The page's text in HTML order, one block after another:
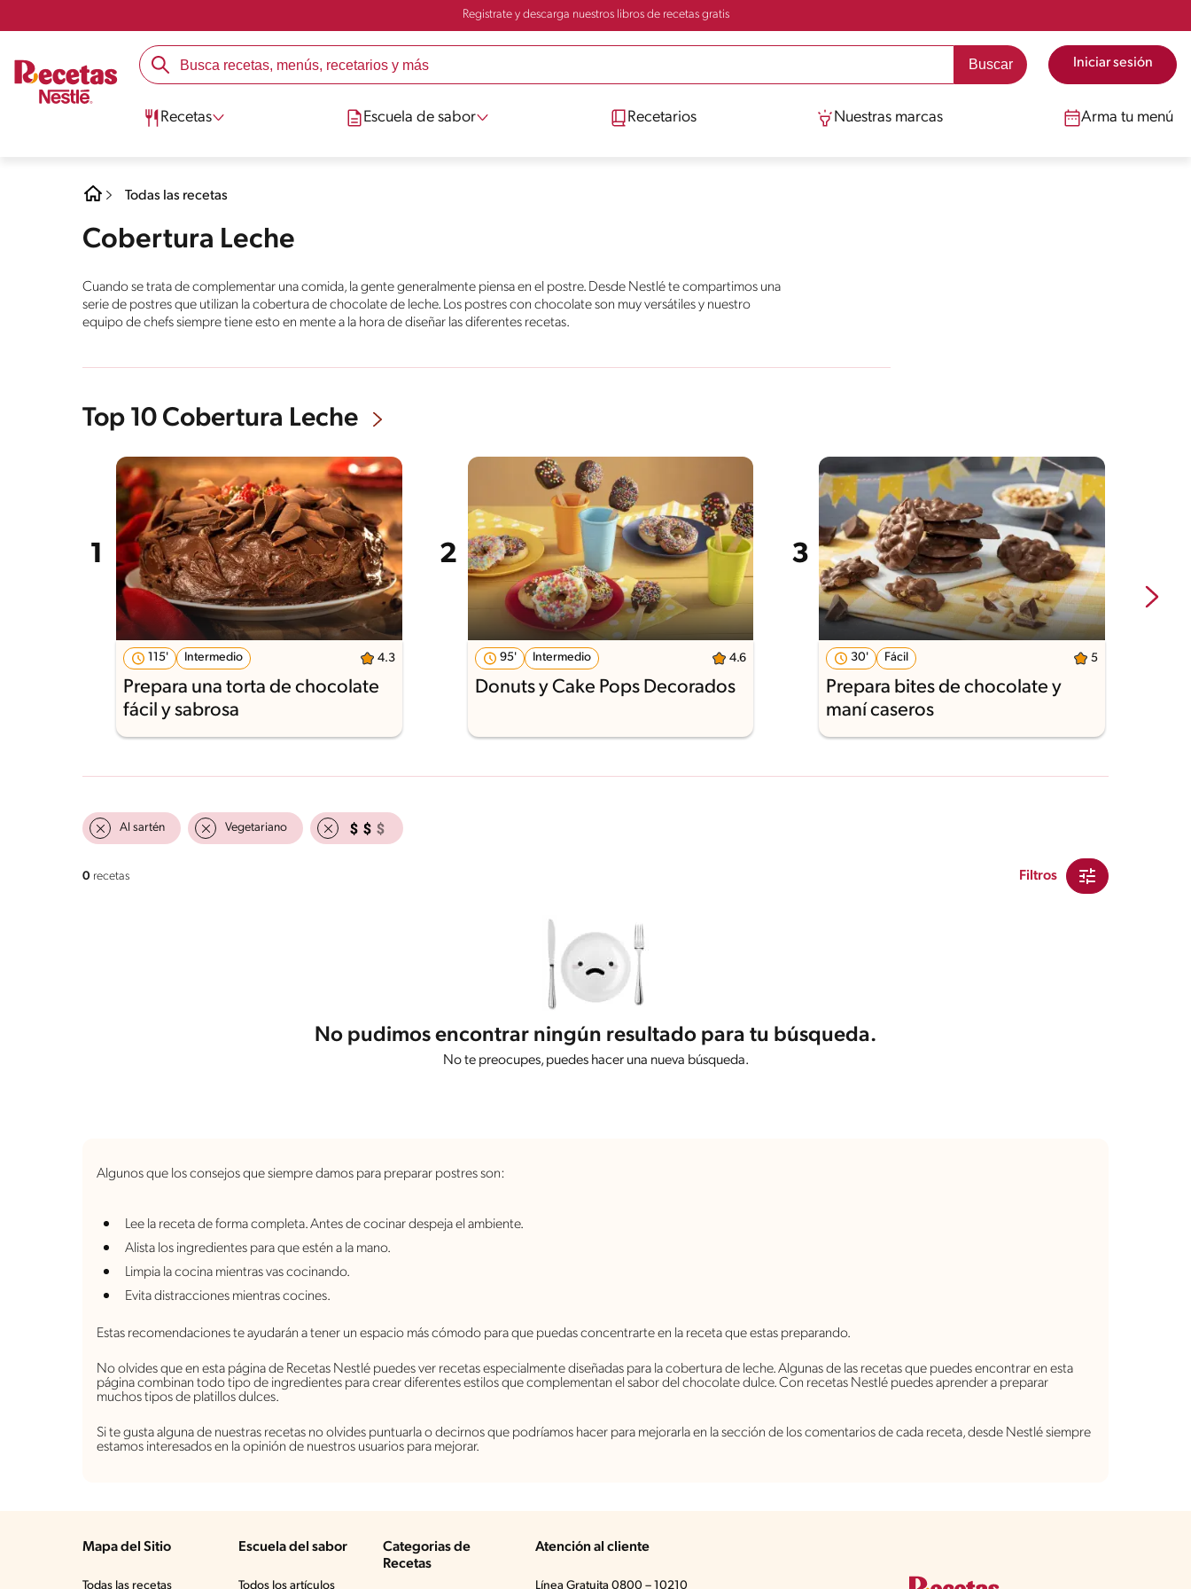
Registrate y descarga nuestros libros de recetas gratis
Iniciar sesión
Recetas Escuela de sabor Recetarios Nuestras marcas Arma tu menú
Todas las recetas
Cobertura Leche
Cuando se trata de complementar una comida, la gente generalmente piensa en el postre. Desde Nestlé te compartimos una
serie de postres que utilizan la cobertura de chocolate de leche. Los postres con chocolate son muy versátiles y nuestro
equipo de chefs siempre tiene esto en mente a la hora de diseñar las diferentes recetas.
Top 10 Cobertura Leche
115' Intermedio 4.3
Prepara una torta de chocolate
fácil y sabrosa
95' Intermedio 4.6
Donuts y Cake Pops Decorados
30' Fácil 5
Prepara bites de chocolate y
maní caseros
Al sartén Vegetariano
0 recetas Filtros
No pudimos encontrar ningún resultado para tu búsqueda.
No te preocupes, puedes hacer una nueva búsqueda.
Algunos que los consejos que siempre damos para preparar postres son:
Lee la receta de forma completa. Antes de cocinar despeja el ambiente.
Alista los ingredientes para que estén a la mano.
Limpia la cocina mientras vas cocinando.
Evita distracciones mientras cocines.
Estas recomendaciones te ayudarán a tener un espacio más cómodo para que puedas concentrarte en la receta que estas preparando.
No olvides que en esta página de Recetas Nestlé puedes ver recetas especialmente diseñadas para la cobertura de leche. Algunas de las recetas que puedes encontrar en esta
página combinan todo tipo de ingredientes para crear diferentes estilos que complementan el sabor del chocolate dulce. Con recetas Nestlé puedes aprender a preparar
muchos tipos de platillos dulces.
Si te gusta alguna de nuestras recetas no olvides puntuarla o decirnos que podríamos hacer para mejorarla en la sección de los comentarios de cada receta, desde Nestlé siempre
estamos interesados en la opinión de nuestros usuarios para mejorar.
Mapa del Sitio
Todas las recetas
Escuela del sabor
Todos los artículos
Categorias de
Recetas
Atención al cliente
Línea Gratuita 0800 – 10210